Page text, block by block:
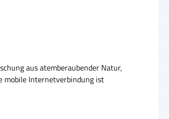
aus atemberaubender Natur,
mobile Internetverbindung ist